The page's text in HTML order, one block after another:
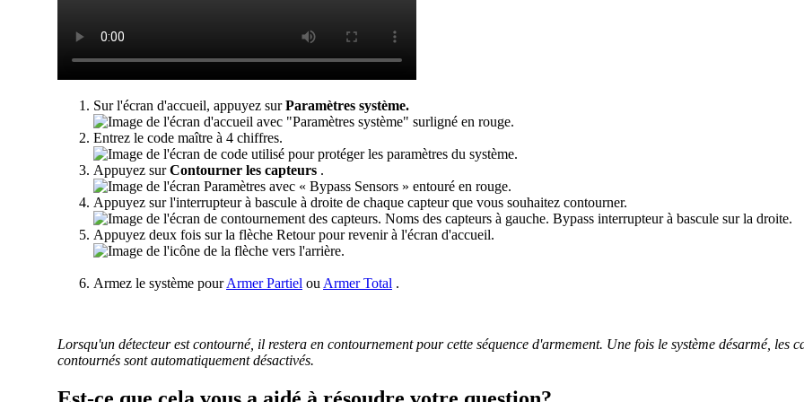
Sur l'écran d'accueil, appuyez surParamètres système.
Entrez le code maître à 4 chiffres.
Appuyez surContourner les capteurs .
Appuyez sur l'interrupteur à bascule à droite de chaque capteur que vous souhaitez contourner.
Appuyez deux fois sur la flèche Retour pour revenir à l'écran d'accueil.
Armez le système pourArmer Partiel ou Armer Total .
Lorsqu'un détecteur est contourné, il restera en contournement pour cette séquence d'armement. Une fois le système désarmé, les
contournés sont automatiquement désactivés.